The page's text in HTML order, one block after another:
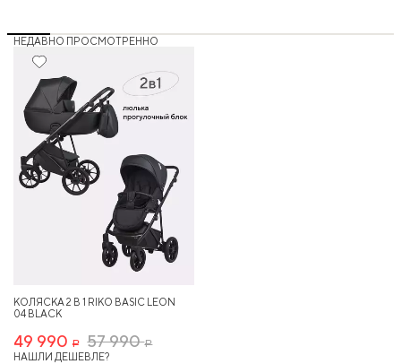
НЕДАВНО ПРОСМОТРЕННО
13%
КОЛЯСКА 2 В 1 RIKO BASIC LEON
04 BLACK
49 990 Р 57 990Р
НАШЛИ ДЕШЕВЛЕ?